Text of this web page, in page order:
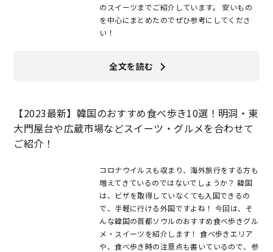
のスイーツまでご紹介しています。 安いもの
を中心にまとめたのでぜひ参考にしてくださ
い！
全文を読む
【2023最新】韓国のおすすめ食べ歩き10選！明洞・東
大門屋台や広蔵市場などスイーツ・グルメを合わせて
ご紹介！
コロナウイルスも収まり、海外旅行をする方も
増えてきているのではないでしょうか？ 韓国
は、ビザを取得していなくても入国できるの
で、手軽に行ける外国ですよね！ 今回は、そ
んな韓国の首都ソウルのおすすめ食べ歩きグル
メ・スイーツを紹介します！ 食べ歩きエリア
や、食べ歩き時の注意点も書いているので、参